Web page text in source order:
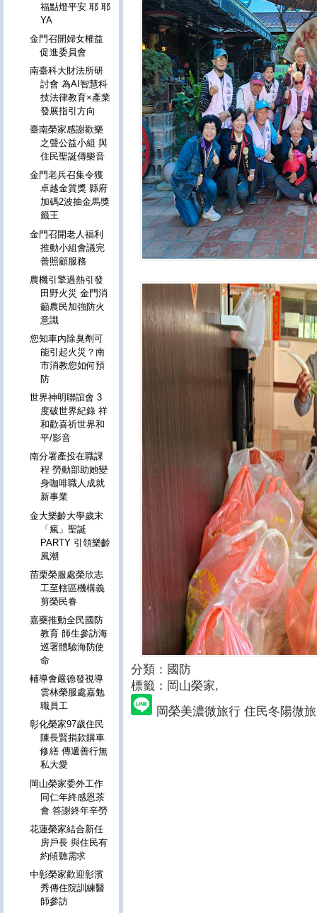
分類：國防
標籤：岡山榮家,
岡榮美濃微旅行 住民冬陽微
福點燈平安 耶 耶
YA
金門召開婦女權益
促進委員會
南臺科大財法所研
討會 為AI智慧科
技法律教育×產業
發展指引方向
臺南榮家感謝歡樂
之聲公益小組 與
住民聖誕傳樂音
金門老兵召集令獲
卓越金質獎 縣府
加碼2波抽金馬獎
籤王
金門召開老人福利
推動小組會議完
善照顧服務
農機引擎過熱引發
田野火災 金門消
籲農民加強防火
意識
您知車內除臭劑可
能引起火災？南
市消教您如何預
防
世界神明聯誼會 3
度破世界紀錄 祥
和歡喜祈世界和
平/影音
南分署產投在職課
程 勞動部助她變
身咖啡職人成就
新事業
金大樂齡大學歲末
「瘋」聖誕
PARTY 引領樂齡
風潮
苗栗榮服處榮欣志
工至轄區機構義
剪榮民眷
嘉藥推動全民國防
教育 師生參訪海
巡署體驗海防使
命
輔導會嚴德發視導
雲林榮服處嘉勉
職員工
彰化榮家97歲住民
陳長賢捐款購車
修繕 傳遞善行無
私大愛
岡山榮家委外工作
同仁年終感恩茶
會 答謝終年辛勞
花蓮榮家結合新任
房戶長 與住民有
約傾聽需求
中彰榮家歡迎彰濱
秀傳住院訓練醫
師參訪